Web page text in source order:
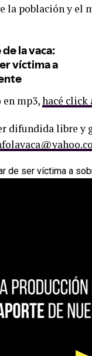
la población y el
en mp3,hacé click
difundida libre